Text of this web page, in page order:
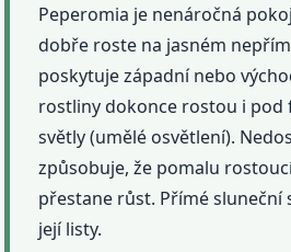
Peperomia je nenáročná
dobře roste na jasném
poskytuje západní nebo
rostliny dokonce rostou i pod
světly (umělé osvětlení).
způsobuje, že pomalu
přestane růst. Přímé sluneční
její listy.